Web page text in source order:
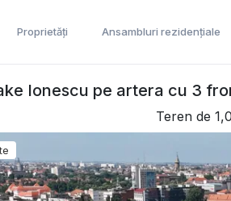
Proprietăți Ansambluri rezidențiale
Ionescu pe artera cu 3
Teren de